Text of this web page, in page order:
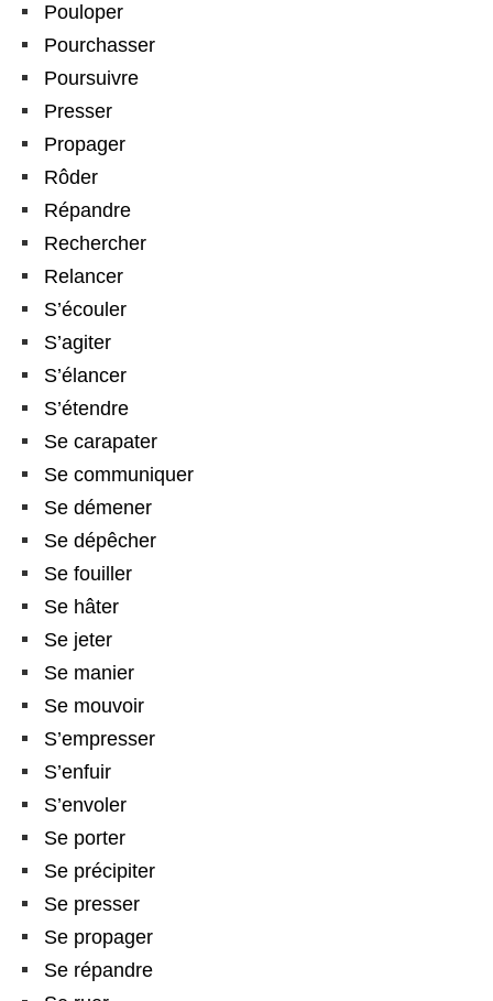
Pouloper
Pourchasser
Poursuivre
Presser
Propager
Rôder
Répandre
Rechercher
Relancer
S’écouler
S’agiter
S’élancer
S’étendre
Se carapater
Se communiquer
Se démener
Se dépêcher
Se fouiller
Se hâter
Se jeter
Se manier
Se mouvoir
S’empresser
S’enfuir
S’envoler
Se porter
Se précipiter
Se presser
Se propager
Se répandre